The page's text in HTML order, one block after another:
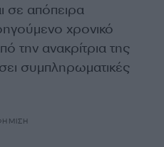
σε απόπειρα
χρονικό
την ανακρίτρια της
συμπληρωματικές